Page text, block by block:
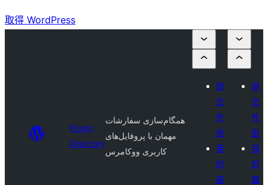
取得 WordPress
Plugin
Directory
همگام‌سازی سفارشات
مهمان با پروفایل‌های
کاربری ووکامرس
提
交
外
掛
我
的
最
提
交
外
掛
我
的
最